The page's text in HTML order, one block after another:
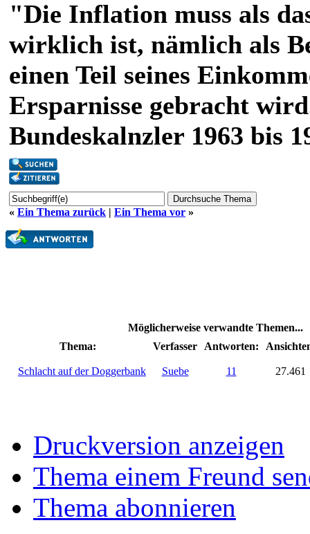
"Die Inflation muss als
wirklich ist, nämlich als
einen Teil seines
Ersparnisse gebracht
Bundeskalnzler 1963 bis
« Ein Thema zurück | Ein Thema vor »
Möglicherweise verwandte Themen...
Thema:
Verfasser Antworten:
Schlacht auf der Doggerbank Suebe 11 27.461
Druckversion anzeigen
Thema einem Freund
Thema abonnieren